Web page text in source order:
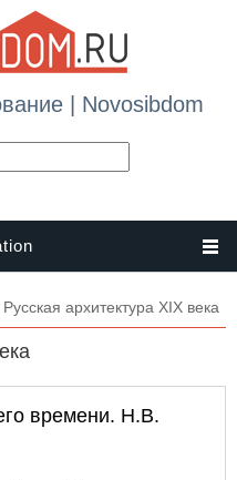
| Novosibdom
архитектура XIX века
времени. Н.В.